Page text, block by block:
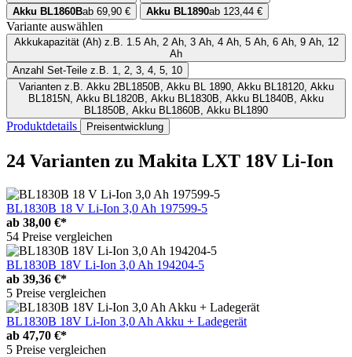
Akku BL1860Bab 69,90 € Akku BL1890ab 123,44 €
Variante auswählen
Akkukapazität (Ah)z.B. 1.5 Ah, 2 Ah, 3 Ah, 4 Ah, 5 Ah, 6 Ah, 9 Ah, 12
Ah
Anzahl Set-Teile z.B. 1, 2, 3, 4, 5, 10
Variantenz.B. Akku 2BL1850B, Akku BL 1890, Akku BL18120, Akku
BL1815N, Akku BL1820B, Akku BL1830B, Akku BL1840B, Akku
BL1850B, Akku BL1860B, Akku BL1890
Produktdetails Preisentwicklung
24 Varianten zu Makita LXT 18V Li-Ion
BL1830B 18 V Li-Ion 3,0 Ah 197599-5
ab 38,00 €*
54 Preise vergleichen
BL1830B 18V Li-Ion 3,0 Ah 194204-5
ab 39,36 €*
5 Preise vergleichen
BL1830B 18V Li-Ion 3,0 Ah Akku + Ladegerät
ab 47,70 €*
5 Preise vergleichen